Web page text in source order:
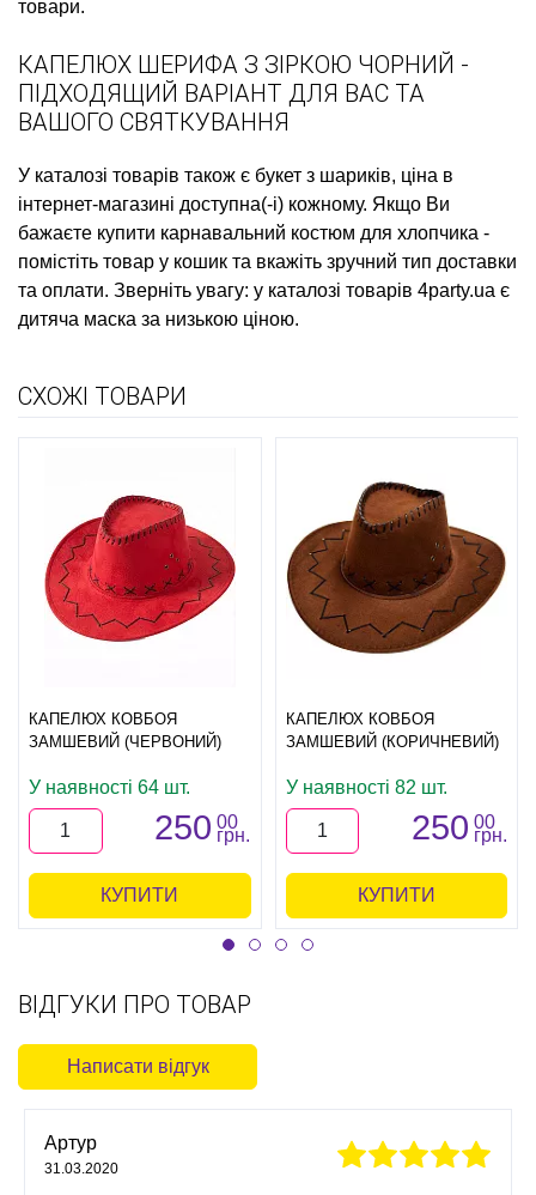
товари.
КАПЕЛЮХ ШЕРИФА З ЗІРКОЮ ЧОРНИЙ -
ПІДХОДЯЩИЙ ВАРІАНТ ДЛЯ ВАС ТА
ВАШОГО СВЯТКУВАННЯ
У каталозі товарів також є букет з шариків, ціна в
інтернет-магазині доступна(-і) кожному. Якщо Ви
бажаєте купити карнавальний костюм для хлопчика -
помістіть товар у кошик та вкажіть зручний тип доставки
та оплати. Зверніть увагу: у каталозі товарів 4party.ua є
дитяча маска за низькою ціною.
СХОЖІ ТОВАРИ
КАПЕЛЮХ КОВБОЯ
ЗАМШЕВИЙ (ЧЕРВОНИЙ)
У наявності 64 шт.
250 00
грн.
КУПИТИ
КАПЕЛЮХ КОВБОЯ
ЗАМШЕВИЙ (КОРИЧНЕВИЙ)
У наявності 82 шт.
250 00
грн.
КУПИТИ
ВІДГУКИ ПРО ТОВАР
Написати відгук
Артур
31.03.2020